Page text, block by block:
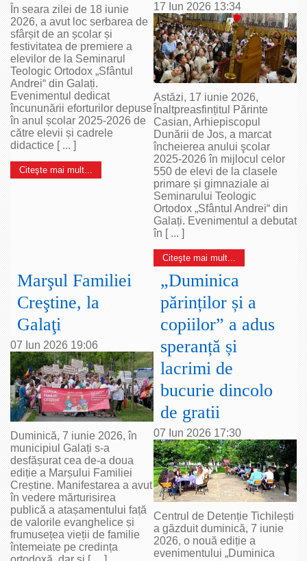
În seara zilei de 18 iunie
2026, a avut loc serbarea de
sfârșit de an școlar și
festivitatea de premiere a
elevilor de la Seminarul
Teologic Ortodox „Sfântul
Andrei“ din Galați.
Evenimentul dedicat
încununării eforturilor depuse
în anul școlar 2025-2026 de
către elevii și cadrele
didactice [ ... ]
Citeşte mai mult...
17 Iun 2026 13:34
Astăzi, 17 iunie 2026,
Înaltpreasfințitul Părinte
Casian, Arhiepiscopul
Dunării de Jos, a marcat
încheierea anului şcolar
2025-2026 în mijlocul celor
550 de elevi de la clasele
primare și gimnaziale ai
Seminarului Teologic
Ortodox „Sfântul Andrei“ din
Galați. Evenimentul a debutat
în [ ... ]
Citeşte mai mult...
Marşul Familiei
Creştine, la
Galaţi
07 Iun 2026 19:06
Duminică, 7 iunie 2026, în
municipiul Galați s-a
desfășurat cea de-a doua
ediție a Marșului Familiei
Creștine. Manifestarea a avut
în vedere mărturisirea
publică a atașamentului față
de valorile evanghelice și
frumusețea vieții de familie
întemeiate pe credința
„Duminica
părinților și a
copiilor” a adus
speranță și
lacrimi de
bucurie dincolo
de gratii
07 Iun 2026 17:30
Centrul de Detenție Tichilești
a găzduit duminică, 7 iunie
2026, o nouă ediție a
evenimentului „Duminica